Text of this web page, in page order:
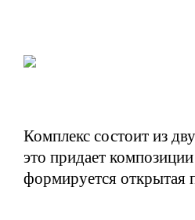
Комплекс состоит из
это придает
формируется открытая